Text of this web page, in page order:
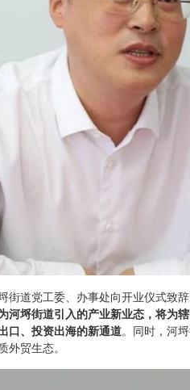
街道党工委、办事处向开业仪式致
河埒街道引入的产业新业态，将为
口、投资出海的新通道。同时，河
外贸生态。